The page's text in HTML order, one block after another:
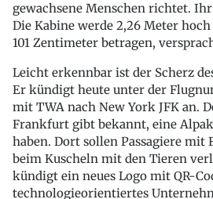
gewachsene Menschen richtet.
Die Kabine werde 2,26 Meter
101 Zentimeter betragen,
Leicht erkennbar ist der Scherz
Er kündigt heute unter der
mit TWA nach New York JFK an.
Frankfurt gibt bekannt, eine
haben. Dort sollen Passagiere mit
beim Kuscheln mit den Tieren
kündigt ein neues Logo mit QR-
technologieorientiertes